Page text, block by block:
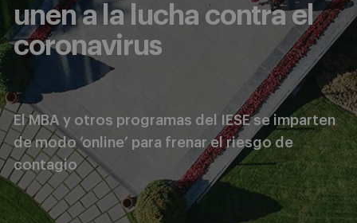
unen a la lucha contra el
coronavirus
El MBA y otros programas del IESE se imparten
de modo ‘online’ para frenar el riesgo de
contagio